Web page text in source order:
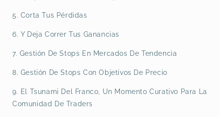
5. Corta Tus Pérdidas
6. Y Deja Correr Tus Ganancias
7. Gestión De Stops En Mercados De Tendencia
8. Gestión De Stops Con Objetivos De Precio
9. El Tsunami Del Franco, Un Momento Curativo Para La
Comunidad De Traders